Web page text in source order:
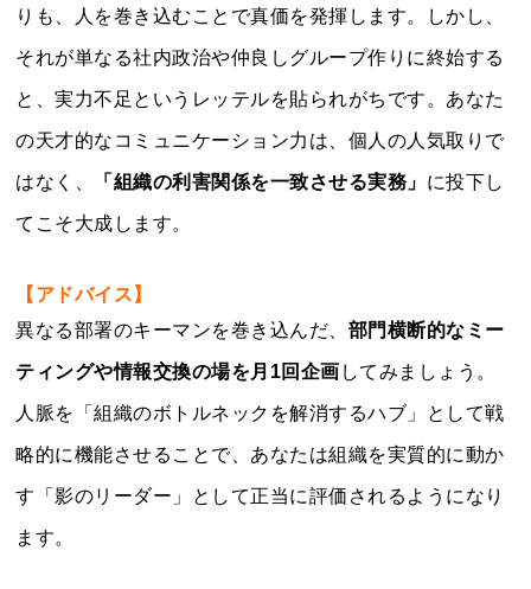
りも、人を巻き込むことで真価を発揮します。しかし、
それが単なる社内政治や仲良しグループ作りに終始する
と、実力不足というレッテルを貼られがちです。あなた
の天才的なコミュニケーション力は、個人の人気取りで
はなく、 「組織の利害関係を一致させる実務」 に投下し
てこそ大成します。
【アドバイス】
異なる部署のキーマンを巻き込んだ、 部門横断的なミー
ティングや情報交換の場を月1回企画 してみましょう。
人脈を「組織のボトルネックを解消するハブ」として戦
略的に機能させることで、あなたは組織を実質的に動か
す「影のリーダー」として正当に評価されるようになり
ます。